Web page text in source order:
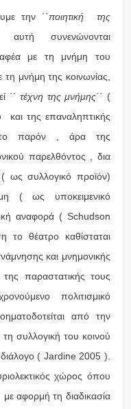
την ΄΄ποιητική της
συνενώνονται
με τη μνήμη του
μνήμη της κοινωνίας,
΄΄τέχνη της μνήμης΄΄ (
της επαναληπτικής
παρόν , άρα της
παρελθόντος , δια
ως συλλογικό προϊόν)
( ως υποκειμενικό
αναφορά ( Schudson
το θέατρο καθίσταται
και μνημονικής
παραστατικής τους
πολιτισμικό
από την
συλλογική του κοινού
διάλογο ( Jardine 2005 ).
χώρος όπου
αφορμή τη διαδικασία